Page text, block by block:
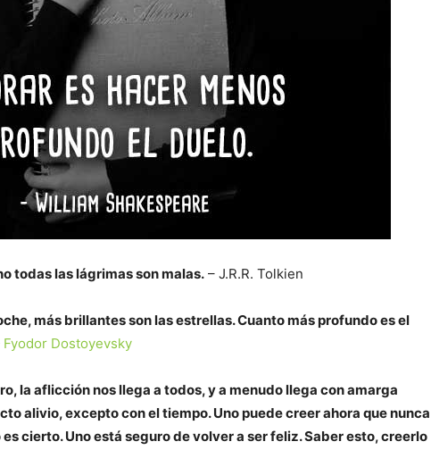
todas las lágrimas son malas. – J.R.R. Tolkien
más brillantes son las estrellas. Cuanto más profundo es el
Fyodor Dostoyevsky
la aflicción nos llega a todos, y a menudo llega con amarga
alivio, excepto con el tiempo. Uno puede creer ahora que nunca
cierto. Uno está seguro de volver a ser feliz. Saber esto, creerlo